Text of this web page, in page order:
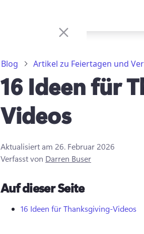
Blog Artikel zu Feiertagen und
16 Ideen für
Videos
Aktualisiert am 26. Februar 2026
Verfasst von Darren Buser
Auf dieser Seite
16 Ideen für Thanksgiving-Videos